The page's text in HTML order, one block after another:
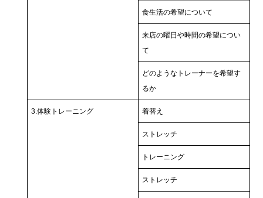
食生活の希望について
来店の曜日や時間の希望につい
て
どのようなトレーナーを希望す
るか
3.体験トレーニング 着替え
ストレッチ
トレーニング
ストレッチ